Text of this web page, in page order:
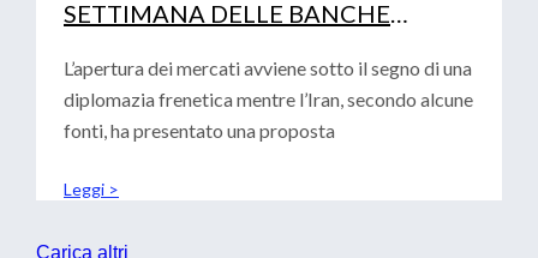
SETTIMANA DELLE BANCHE
TESORERIE
L’apertura dei mercati avviene sotto il segno di una
diplomazia frenetica mentre l’Iran, secondo alcune
fonti, ha presentato una proposta
Leggi >
Carica altri